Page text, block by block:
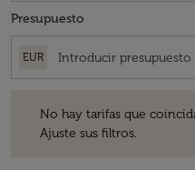
Presupuesto
EUR
No hay tarifas que
Ajuste sus filtros.